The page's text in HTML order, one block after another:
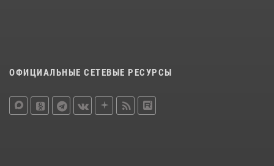
ОФИЦИАЛЬНЫЕ СЕТЕВЫЕ РЕСУРСЫ